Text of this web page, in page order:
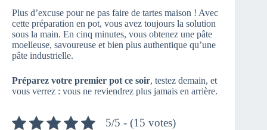
Plus d’excuse pour ne pas faire de tartes maison ! Avec
cette préparation en pot, vous avez toujours la solution
sous la main. En cinq minutes, vous obtenez une pâte
moelleuse, savoureuse et bien plus authentique qu’une
pâte industrielle.
Préparez votre premier pot ce soir, testez demain, et
vous verrez : vous ne reviendrez plus jamais en arrière.
5/5 - (15 votes)